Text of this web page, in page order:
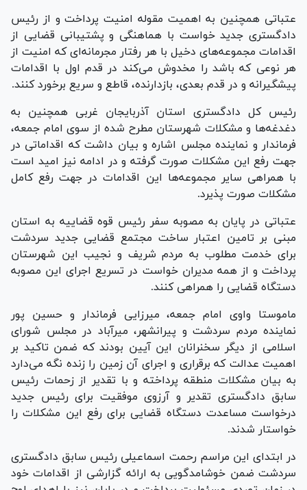
عتباتی همچنین به اهمیت مقوله امنیت پرداخت و از رئیس
دادگستری جدید خواست با هماهنگی و پشتیبانی قضایی از
اقدامات مجموعه‌های دخیل با هر رفتار مجرمانه‌ای که امنیت از
هر نوعی که باشد را مخدوش می‌کند در قدم اول با اقدامات
پیشگیرانه و در قدم بعدی، بازدارنده، قاطع و سریع برخورد کنند.
رئیس کل دادگستری استان آذربایجان غربی همچنین به
دغدغه‌ها و مشکلات شهرستان مطرح شده از سوی امام جمعه،
فرماندار و نماینده مجلس اشاره و بیان داشت که اقداماتی در
جهت رفع این مشکلات صورت گرفته و در ادامه نیز امید است
با همراهی سایر مجموعه‌ها این اقدامات در جهت رفع کامل
مشکلات صورت پذیرد.
عتباتی در پایان به مصوبه سفر رئیس قوه قضاییه به استان
مبنی بر تامین اعتبار ساخت مجتمع قضایی جدید سردشت
برای خدمت مطلوب به مردم شریف و نجیب این شهرستان
پرداخت و از همه مدیران خواست در تسریع اجرای این مصوبه
دستگاه قضایی را همراهی کنند.
ماموستا واوی امام جمعه، میرزایی فرماندار و حسین پور
نماینده مردم سردشت و پیرانشهر، میرآباد در مجلس شورای
اسلامی از دیگر سخنرانان این آیین بودند که ضمن تاکید بر
اهمیت عدالت که برقراری و اجرای آن زمین را زنده نگه می‌دارد
به بیان مشکلات منطقه پرداخته و با تقدیر از زحمات رئیس
سابق دادگستری تقدیر و آرزوی موفقیت برای رئیس جدید
درخواست مساعدت دستگاه قضایی برای رفع این مشکلات را
خواستار شدند.
در ابتدای این مراسم رحمت اسماعیلی رئیس سابق دادگستری
سردشت ضمن خوشامدگویی به ارائه گزارشی از اقدامات خود